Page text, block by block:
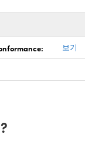
보기